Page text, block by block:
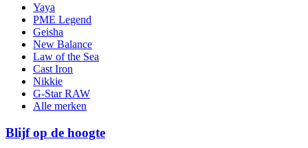
Yaya
PME Legend
Geisha
New Balance
Law of the Sea
Cast Iron
Nikkie
G-Star RAW
Alle merken
Blijf op de hoogte